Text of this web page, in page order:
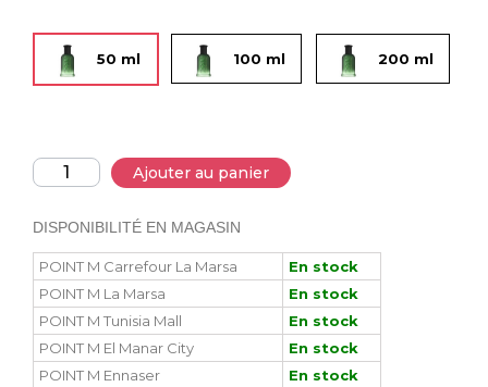
50 ml 100 ml 200 ml
Ajouter au panier
DISPONIBILITÉ EN MAGASIN
POINT M Carrefour La Marsa
En stock
POINT M La Marsa
En stock
POINT M Tunisia Mall
En stock
POINT M El Manar City
En stock
POINT M Ennaser
En stock